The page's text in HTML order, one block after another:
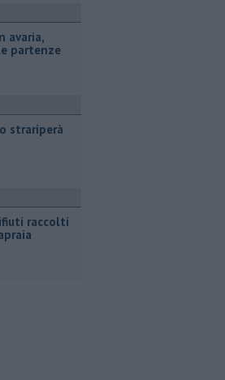
avaria,
partenze
strariperà
raccolti